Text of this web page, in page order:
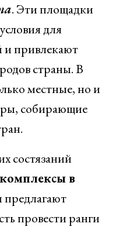
. Эти площадки
для
и привлекают
страны. В
местные, но и
собирающие
состязаний
в
провести ранги